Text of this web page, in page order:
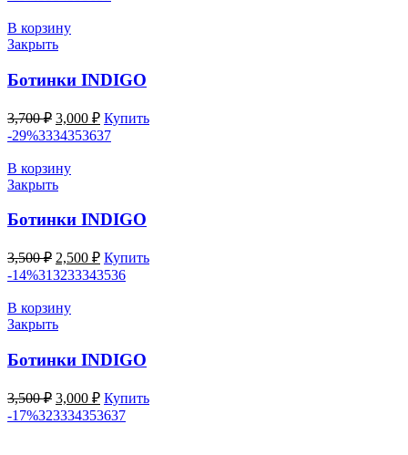
В корзину
Закрыть
Ботинки INDIGO
3,700₽ Первоначальная
цена
составляла
3,700 ₽.
3,000 ₽Текущая
цена:
Купить
-29%3334353637
В корзину
Закрыть
Ботинки INDIGO
3,500₽ Первоначальная
цена
составляла
3,500 ₽.
2,500 ₽Текущая
цена:
Купить
-14%313233343536
В корзину
Закрыть
Ботинки INDIGO
3,500₽ Первоначальная
цена
составляла
3,000 ₽Текущая
цена:
Купить
-17%323334353637